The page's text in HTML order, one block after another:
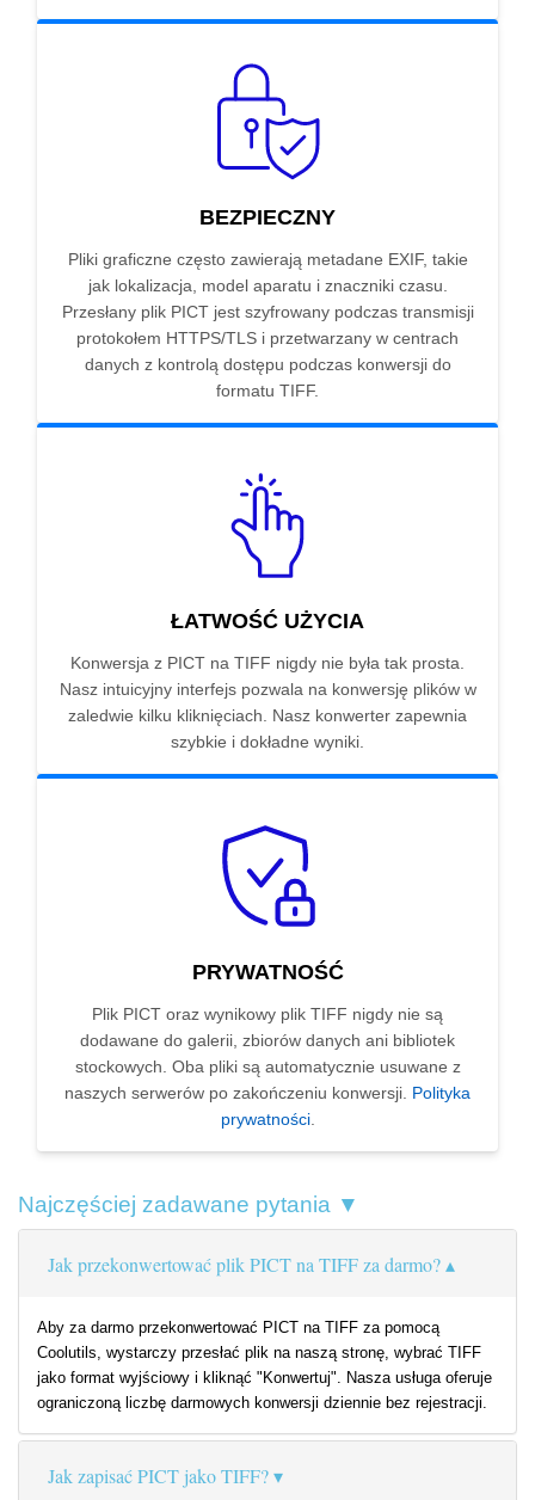
BEZPIECZNY
Pliki graficzne często zawierają metadane EXIF, takie
jak lokalizacja, model aparatu i znaczniki czasu.
Przesłany plik PICT jest szyfrowany podczas transmisji
protokołem HTTPS/TLS i przetwarzany w centrach
danych z kontrolą dostępu podczas konwersji do
formatu TIFF.
ŁATWOŚĆ UŻYCIA
Konwersja z PICT na TIFF nigdy nie była tak prosta.
Nasz intuicyjny interfejs pozwala na konwersję plików w
zaledwie kilku kliknięciach. Nasz konwerter zapewnia
szybkie i dokładne wyniki.
PRYWATNOŚĆ
Plik PICT oraz wynikowy plik TIFF nigdy nie są
dodawane do galerii, zbiorów danych ani bibliotek
stockowych. Oba pliki są automatycznie usuwane z
naszych serwerów po zakończeniu konwersji. Polityka
prywatności.
Najczęściej zadawane pytania ▼
Jak przekonwertować plik PICT na TIFF za darmo?
Aby za darmo przekonwertować PICT na TIFF za pomocą
Coolutils, wystarczy przesłać plik na naszą stronę, wybrać TIFF
jako format wyjściowy i kliknąć "Konwertuj". Nasza usługa oferuje
ograniczoną liczbę darmowych konwersji dziennie bez rejestracji.
Jak zapisać PICT jako TIFF?